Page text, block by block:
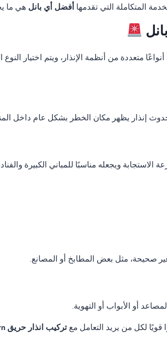
المتكاملة التي تقدمها أفضل أي بانل هي ما
متعددة من أنظمة الإنذار، ويتم اختيار
إنذار يظهر مكان الخطر بشكل عام داخل
ويجعله مناسبًا للمباني الكبيرة
صحيحة، مثل بعض المطابخ أو المصانع.
أو الأبواب أو التهوية.
لكل من يريد التعامل مع تركيب انذار حريق Thorn في الاسكندرية